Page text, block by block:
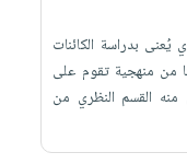
يُعنى بدراسة الكائنات
من منهجية تقوم على
منه القسم النظري من